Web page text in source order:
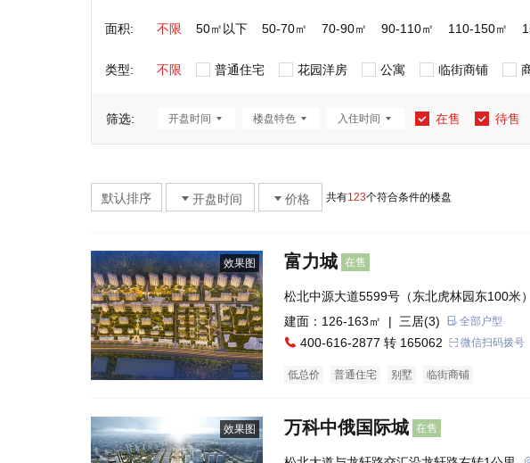
面积: 不限 50㎡以下 50-70㎡ 70-90㎡ 90-110㎡ 110-150㎡
类型: 不限 普通住宅 花园洋房 公寓 临街商铺
筛选: 开盘时间 楼盘特色 入住时间 在售 待售
默认排序 开盘时间 价格 共有123个符合条件的楼盘
效果图 富力城 在售
松北中源大道5599号（东北虎林园东100米）
建面：126-163㎡ | 三居(3) 全部户型
400-616-2877 转 165062 微信扫码拨号
低总价 普通住宅 别墅 临街商铺
效果图 万科中俄国际城 在售